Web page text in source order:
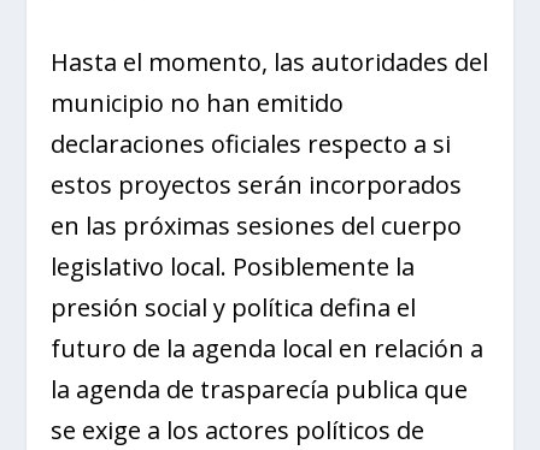
Hasta el momento, las autoridades del
municipio no han emitido
declaraciones oficiales respecto a si
estos proyectos serán incorporados
en las próximas sesiones del cuerpo
legislativo local. Posiblemente la
presión social y política defina el
futuro de la agenda local en relación a
la agenda de trasparecía publica que
se exige a los actores políticos de